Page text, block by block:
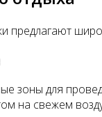
предлагают
зоны для
на свежем